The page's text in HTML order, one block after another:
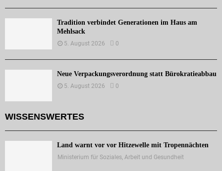
Tradition verbindet Generationen im Haus am
Mehlsack
5. August 2026 0
Neue Verpackungsverordnung statt Bürokratieabbau
5. August 2026 0
WISSENSWERTES
Land warnt vor vor Hitzewelle mit Tropennächten
Ministerium für Soziales, Arbeit und Gesundheit